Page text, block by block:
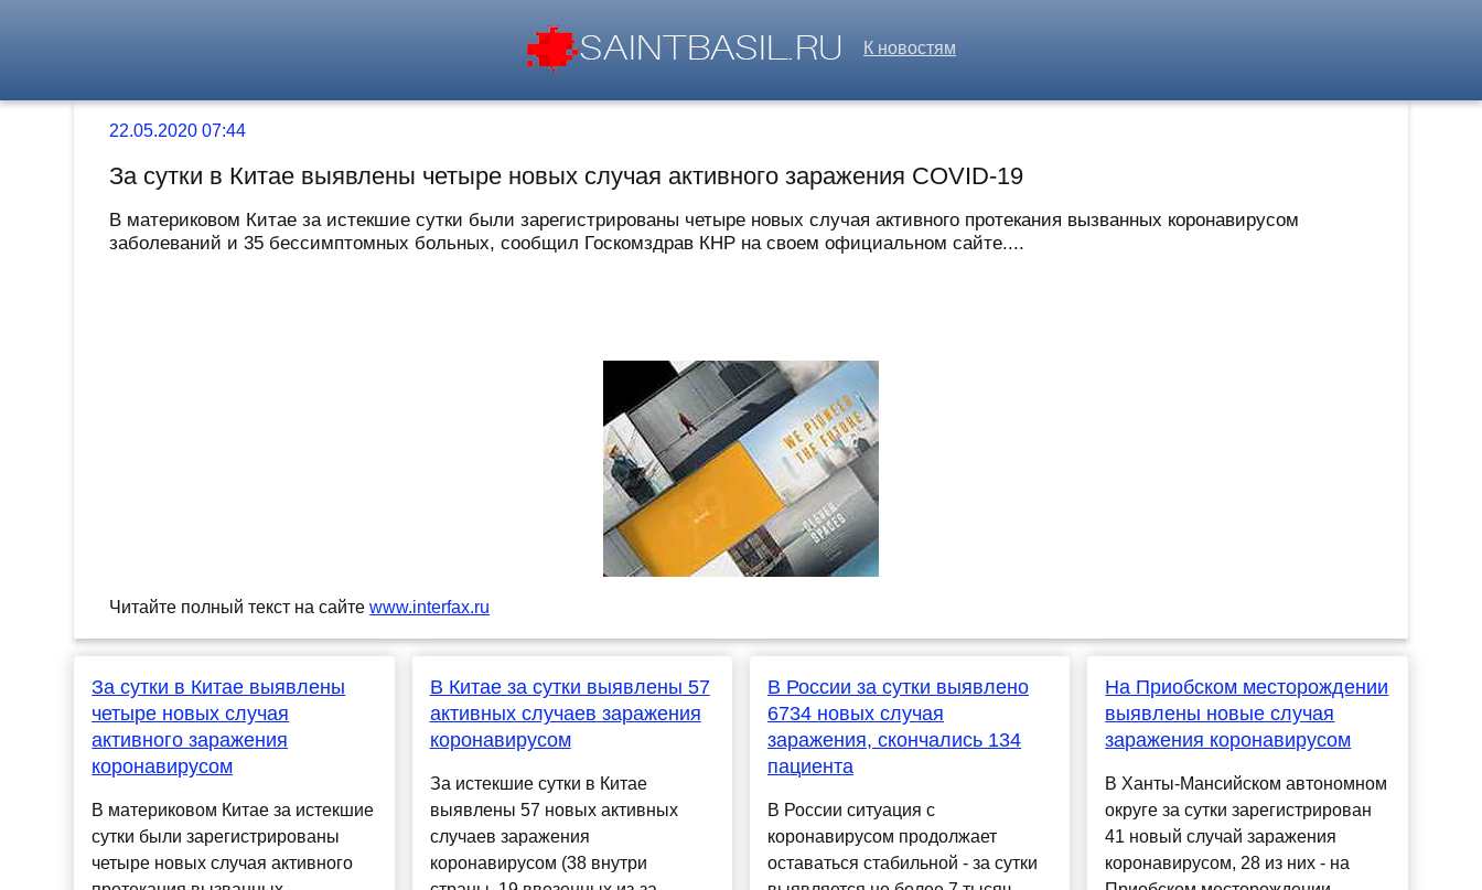
К новостям
22.05.2020 07:44
За сутки в Китае выявлены четыре новых случая активного заражения COVID-19
В материковом Китае за истекшие сутки были зарегистрированы четыре новых случая активного протекания вызванных коронавирусом
заболеваний и 35 бессимптомных больных, сообщил Госкомздрав КНР на своем официальном сайте....
Читайте полный текст на сайтеwww.interfax.ru
За сутки в Китае выявлены
четыре новых случая
активного заражения
коронавирусом
В материковом Китае за истекшие
сутки были зарегистрированы
четыре новых случая активного
В Китае за сутки выявлены 57
активных случаев заражения
коронавирусом
За истекшие сутки в Китае
выявлены 57 новых активных
случаев заражения
коронавирусом (38 внутри
В России за сутки выявлено
6734 новых случая
заражения, скончались 134
пациента
В России ситуация с
коронавирусом продолжает
оставаться стабильной - за сутки
На Приобском месторождении
выявлены новые случая
заражения коронавирусом
В Ханты-Мансийском автономном
округе за сутки зарегистрирован
41 новый случай заражения
коронавирусом, 28 из них - на